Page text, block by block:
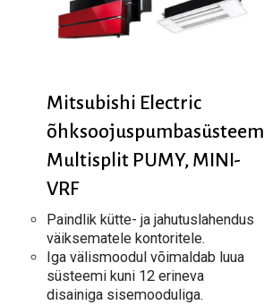
Mitsubishi Electric
õhksoojuspumbasüsteem
Multisplit PUMY, MINI-
VRF
Paindlik kütte- ja jahutuslahendus
väiksematele kontoritele.
Iga välismoodul võimaldab luua
süsteemi kuni 12 erineva
disainiga sisemooduliga.